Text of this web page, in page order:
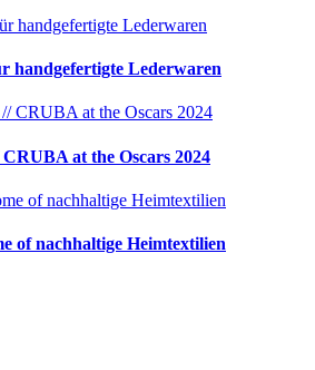
handgefertigte Lederwaren
at the Oscars 2024
of nachhaltige Heimtextilien